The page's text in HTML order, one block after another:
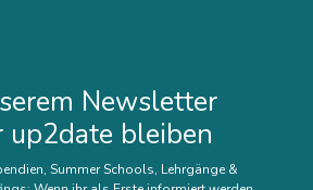
Newsletter
up2date bleiben
Summer Schools, Lehrgänge &